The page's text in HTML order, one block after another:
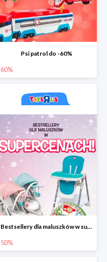
Psi patrol do -60%
60%
Bestsellery dla maluszków w supercenach do -50%
50%